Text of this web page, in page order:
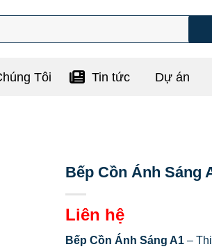
Tôi Tin tức Dự án
Bếp Cồn Ánh Sáng
Liên hệ
Bếp Cồn Ánh Sáng A1 –